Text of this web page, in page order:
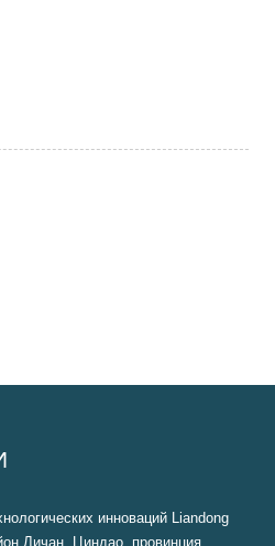
инноваций Liandong
Личан, Циндао, провинция